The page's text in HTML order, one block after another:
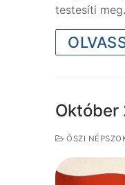
testesíti
Október
ŐSZI